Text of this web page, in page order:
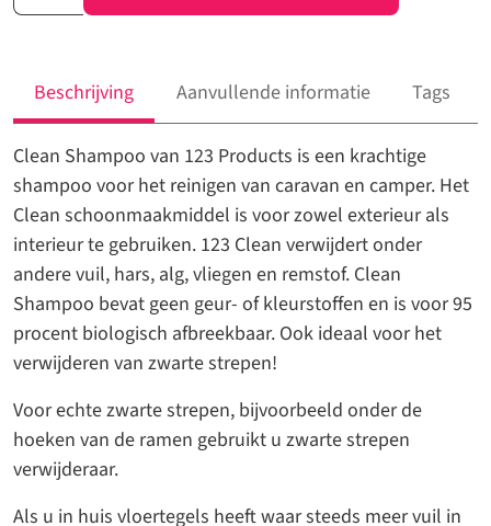
clean
navulling
aantal
Beschrijving Aanvullende informatie Tags
Clean Shampoo van 123 Products is een krachtige
shampoo voor het reinigen van caravan en camper. Het
Clean schoonmaakmiddel is voor zowel exterieur als
interieur te gebruiken. 123 Clean verwijdert onder
andere vuil, hars, alg, vliegen en remstof. Clean
Shampoo bevat geen geur- of kleurstoffen en is voor 95
procent biologisch afbreekbaar. Ook ideaal voor het
verwijderen van zwarte strepen!
Voor echte zwarte strepen, bijvoorbeeld onder de
hoeken van de ramen gebruikt u zwarte strepen
verwijderaar.
Als u in huis vloertegels heeft waar steeds meer vuil in